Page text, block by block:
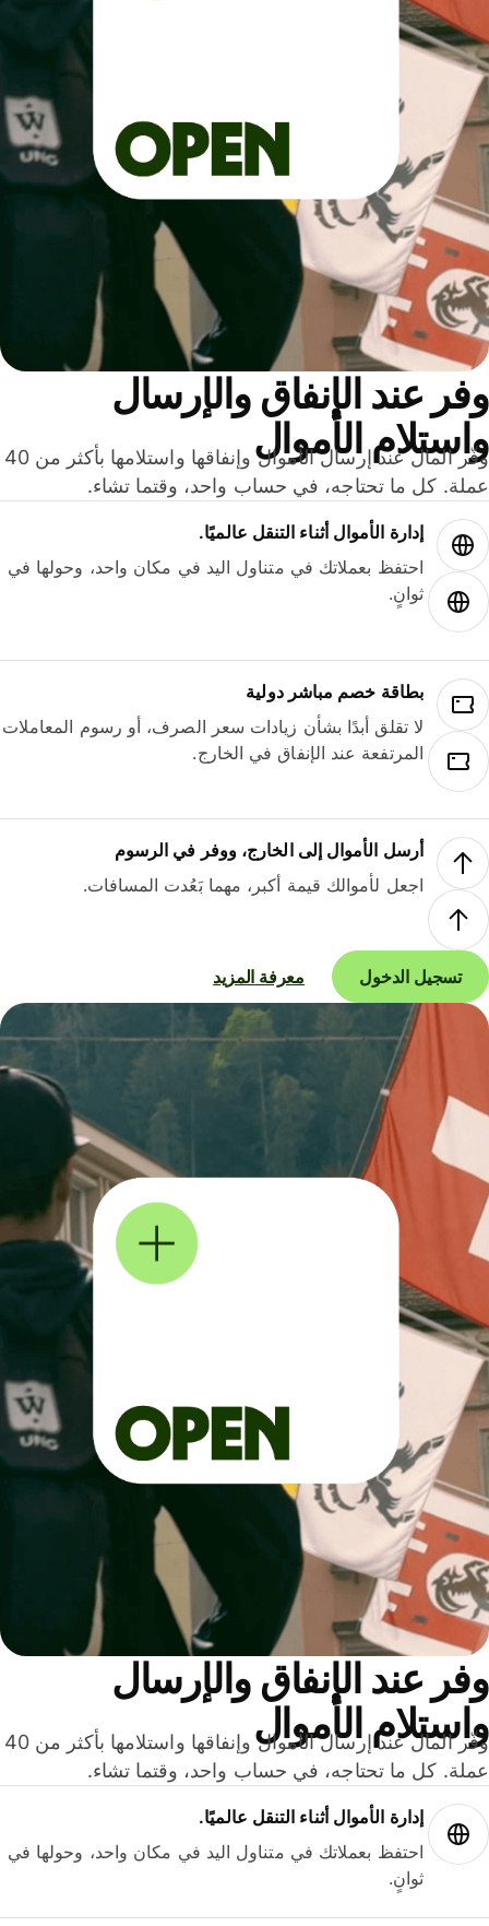
عند الإنفاق والإرسال
الأموال
وفّر المال عند إرسال الأموال وإنفاقها واستلامها بأكثر من 40
كل ما تحتاجه، في حساب واحد، وقتما تشاء.
إدارة الأموال أثناء التنقل عالميًا.
احتفظ بعملاتك في متناول اليد في مكان واحد، وحولها في
ثوانٍ.
بطاقة خصم مباشر دولية
لا تقلق أبدًا بشأن زيادات سعر الصرف، أو رسوم المعاملات
المرتفعة عند الإنفاق في الخارج.
أرسل الأموال إلى الخارج، ووفر في الرسوم
اجعل لأموالك قيمة أكبر، مهما بَعُدت المسافات.
تسجيل الدخول معرفة المزيد
عند الإنفاق والإرسال
الأموال
وفّر المال عند إرسال الأموال وإنفاقها واستلامها بأكثر من 40
كل ما تحتاجه، في حساب واحد، وقتما تشاء.
إدارة الأموال أثناء التنقل عالميًا.
احتفظ بعملاتك في متناول اليد في مكان واحد، وحولها في
ثوانٍ.